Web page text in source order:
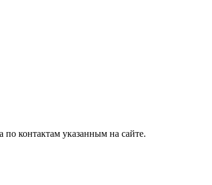
по контактам указанным на сайте.